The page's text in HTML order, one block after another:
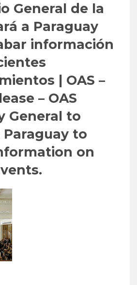
General de la
a Paraguay
información
| OAS –
– OAS
General to
to
on